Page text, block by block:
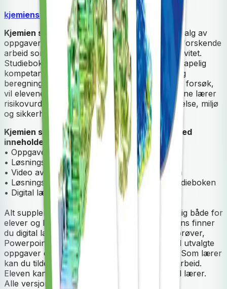
kjemienstemmer.cdu.no
Kjemien stemmer Studiebokhar et variert utvalg av
oppgaver og aktiviteter til eksperimentelt og utforskende
arbeid som legger til rette for undring og kreativitet.
Studieboken bidrar til at eleven utvikler vitenskapelig
kompetanse, og ved å knytte teori, modeller og
beregninger til eksperimentelle og utforskende forsøk,
vil elevene forstå sammenhenger i faget. Elevene lærer
risikovurdering av forsøkene med hensyn til helse, miljø
og sikkerhet.
Kjemien stemmer 1 og 2 Elev- og lærernettsted
inneholder:
• Oppgaver og aktiviteter
• Løsningsforslag til oppgavene i grunnboken
• Video av eksempler og teori fra grunnboken
• Løsningsforslag til utvalgte oppgaver fra studieboken
• Digital lærerutgave av grunnboken
Alt supplerende elevinnhold er gratis tilgjengelig både for
elever og lærere ved pålogging. Med lærerlisens finner
du digital lærebok, forslag til årsplan, kapittelprøver,
Powerpoint-presentasjoner, løsningsforslag til utvalgte
oppgaver og tips til aktivitetene i studieboken. Som lærer
kan du tildele oppgaver og kommentere elevarbeid.
Eleven kan gjøre endringer og sende tilbake til lærer.
Alle versjoner av teksten lagres.